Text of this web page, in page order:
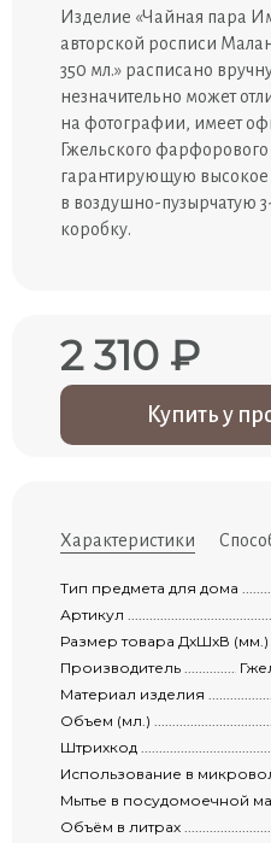
Изделие «Чайная пара
авторской росписи
350 мл.» расписано
незначительно может
на фотографии, имеет
Гжельского
гарантирующую высокое
в воздушно-пузырчатую
коробку.
2 310 ₽
Купить у
Характеристики
Тип предмета для дома
Артикул
Размер товара ДxШxВ (мм.)
Производитель
Материал изделия
Объем (мл.)
Штрихкод
Использование в
Мытье в посудомоечной
Объём в литрах